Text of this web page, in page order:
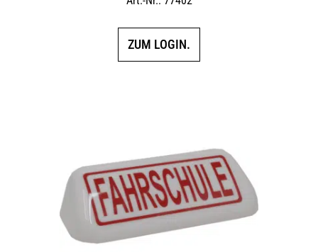
ZUM LOGIN.